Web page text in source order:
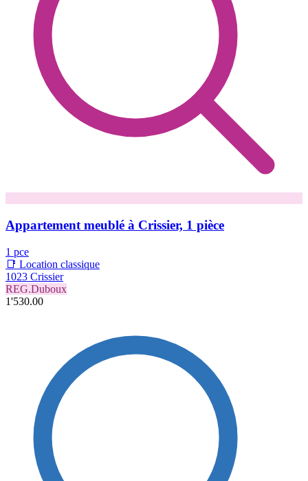
Appartement meublé à Crissier, 1 pièce
1 pce
📑 Location classique
1023 Crissier
REG.Duboux
1'530.00